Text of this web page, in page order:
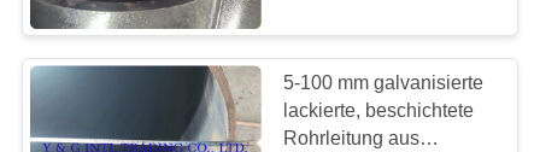
Nickel-Aluminium-
Rohr
5-100 mm galvanisierte
lackierte, beschichtete
Rohrleitung aus